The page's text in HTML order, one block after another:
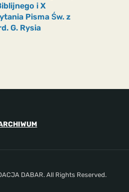
i X
Pisma Św. z
G. Rysia
DABAR. All Rights Reserved.